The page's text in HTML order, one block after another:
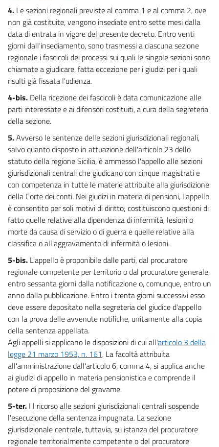
4. Le sezioni regionali previste al comma 1 e al comma 2, ove
non già costituite, vengono insediate entro sette mesi dalla
data di entrata in vigore del presente decreto. Entro venti
giorni dall'insediamento, sono trasmessi a ciascuna sezione
regionale i fascicoli dei processi sui quali le singole sezioni sono
chiamate a giudicare, fatta eccezione per i giudizi per i quali
risulti già fissata l'udienza.
4-bis. Della ricezione dei fascicoli è data comunicazione alle
parti interessate e ai difensori costituiti, a cura della segreteria
della sezione.
5.Avverso le sentenze delle sezioni giurisdizionali regionali,
salvo quanto disposto in attuazione dell'articolo 23 dello
statuto della regione Sicilia, è ammesso l'appello alle sezioni
giurisdizionali centrali che giudicano con cinque magistrati e
con competenza in tutte le materie attribuite alla giurisdizione
della Corte dei conti. Nei giudizi in materia di pensioni, l'appello
è consentito per soli motivi di diritto; costituiscono questioni di
fatto quelle relative alla dipendenza di infermità, lesioni o
morte da causa di servizio o di guerra e quelle relative alla
classifica o all'aggravamento di infermità o lesioni.
5-bis. L'appello è proponibile dalle parti, dal procuratore
regionale competente per territorio o dal procuratore generale,
entro sessanta giorni dalla notificazione o, comunque, entro un
anno dalla pubblicazione. Entro i trenta giorni successivi esso
deve essere depositato nella segreteria del giudice d'appello
con la prova delle avvenute notifiche, unitamente alla copia
della sentenza appellata.
Agli appelli si applicano le disposizioni di cui all'articolo 3 della
legge 21 marzo 1953, n. 161. La facoltà attribuita
all'amministrazione dall'articolo 6, comma 4, si applica anche
ai giudizi di appello in materia pensionistica e comprende il
potere di proposizione del gravame.
5-ter. I l ricorso alle sezioni giurisdizionali centrali sospende
l'esecuzione della sentenza impugnata. La sezione
giurisdizionale centrale, tuttavia, su istanza del procuratore
regionale territorialmente competente o del procuratore